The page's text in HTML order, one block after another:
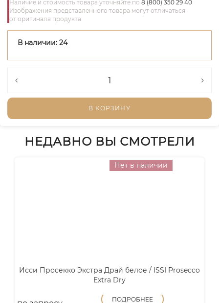
Наличие и стоимость товара уточняйте по 8 (800) 350 29 40
Изображения представленного товара могут отличаться
от оригинала продукта
В наличии: 24
В КОРЗИНУ
НЕДАВНО ВЫ СМОТРЕЛИ
Нет в наличии
Исси Просекко Экстра Драй белое / ISSI Prosecco
Extra Dry
ПОДРОБНЕЕ